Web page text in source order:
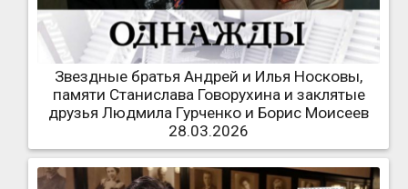
Звездные братья Андрей и Илья Носковы,
памяти Станислава Говорухина и заклятые
друзья Людмила Гурченко и Борис Моисеев
28.03.2026